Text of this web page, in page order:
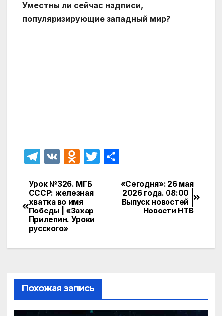
Уместны ли сейчас надписи,
популяризирующие западный мир?
T
e
gr
a
m
V
O
n
o
kl
s
ni
ki
T
п
р
и
Навигация
по
записям
«Сегодня»: 26 мая
2026 года. 08:00 |
Выпуск новостей |
Новости НТВ
Урок №326. МГБ
СССР: железная
хватка во имя
Победы | «Захар
Прилепин. Уроки
русского»
Похожая запись